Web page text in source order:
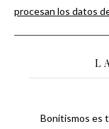
procesan los datos
Bonitismos es